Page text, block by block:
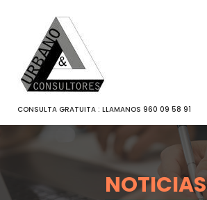
CONTENIDO
CONSULTA GRATUITA : LLAMANOS 960 09 58 91
NOTICIAS